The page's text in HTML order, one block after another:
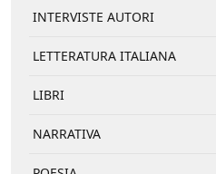
INTERVISTE AUTORI
LETTERATURA ITALIANA
LIBRI
NARRATIVA